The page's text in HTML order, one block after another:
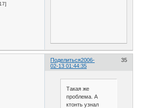
Поделиться 35
2006-
02-13 01:44:35
Такая же
проблема. А
ктонть узнал